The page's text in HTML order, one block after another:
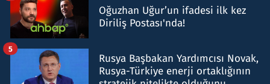
Oğuzhan Uğur’un ifadesi ilk kez
Diriliş Postası'nda!
Rusya Başbakan Yardımcısı Novak,
Rusya-Türkiye enerji ortaklığının
5